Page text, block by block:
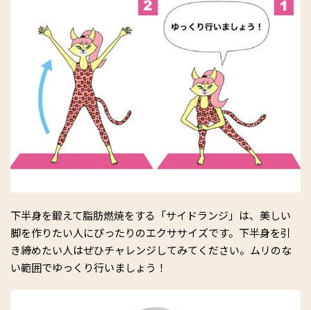
下半身を鍛えて脂肪燃焼をする「サイドランジ」は、美しい
脚を作りたい人にぴったりのエクササイズです。下半身を引
き締めたい人はぜひチャレンジしてみてください。ムリのな
い範囲でゆっくり行いましょう！